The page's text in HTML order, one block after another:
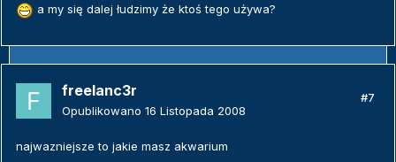
a my się dalej łudzimy że ktoś tego używa?
freelanc3r
Opublikowano 16 Listopada 2008
#7
najwazniejsze to jakie masz akwarium